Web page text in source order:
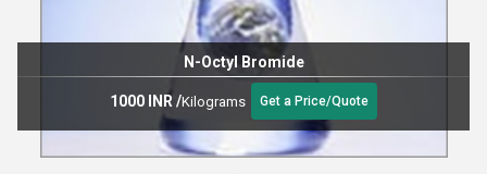
N-Octyl Bromide
1000 INR /Kilograms Get a Price/Quote